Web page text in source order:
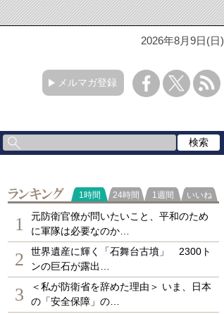
2026年8月9日(日)
メルマガ登録
ランキング
1時間 24時間 1週間 いいね
1
元防衛官僚が問いたいこと、平和のため
に軍隊は必要なのか…
2
世界遺産に輝く「石舞台古墳」 2300ト
ンの巨石が露出…
3
＜私が防衛省を辞めた理由＞ いま、日本
の「安全保障」の…